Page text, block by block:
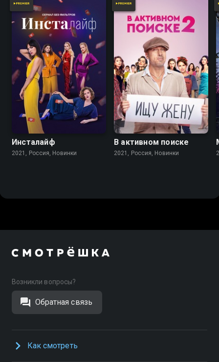
Инсталайф
2021, Россия, Новинки
В активном поиске
2021, Россия, Новинки
Возникли вопросы?
Обратная связь
Как смотреть